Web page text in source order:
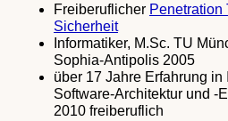
Freiberuflicher Penetration
Sicherheit
Informatiker, M.Sc. TU
Sophia-Antipolis 2005
über 17 Jahre Erfahrung in
Software-Architektur und -
2010 freiberuflich